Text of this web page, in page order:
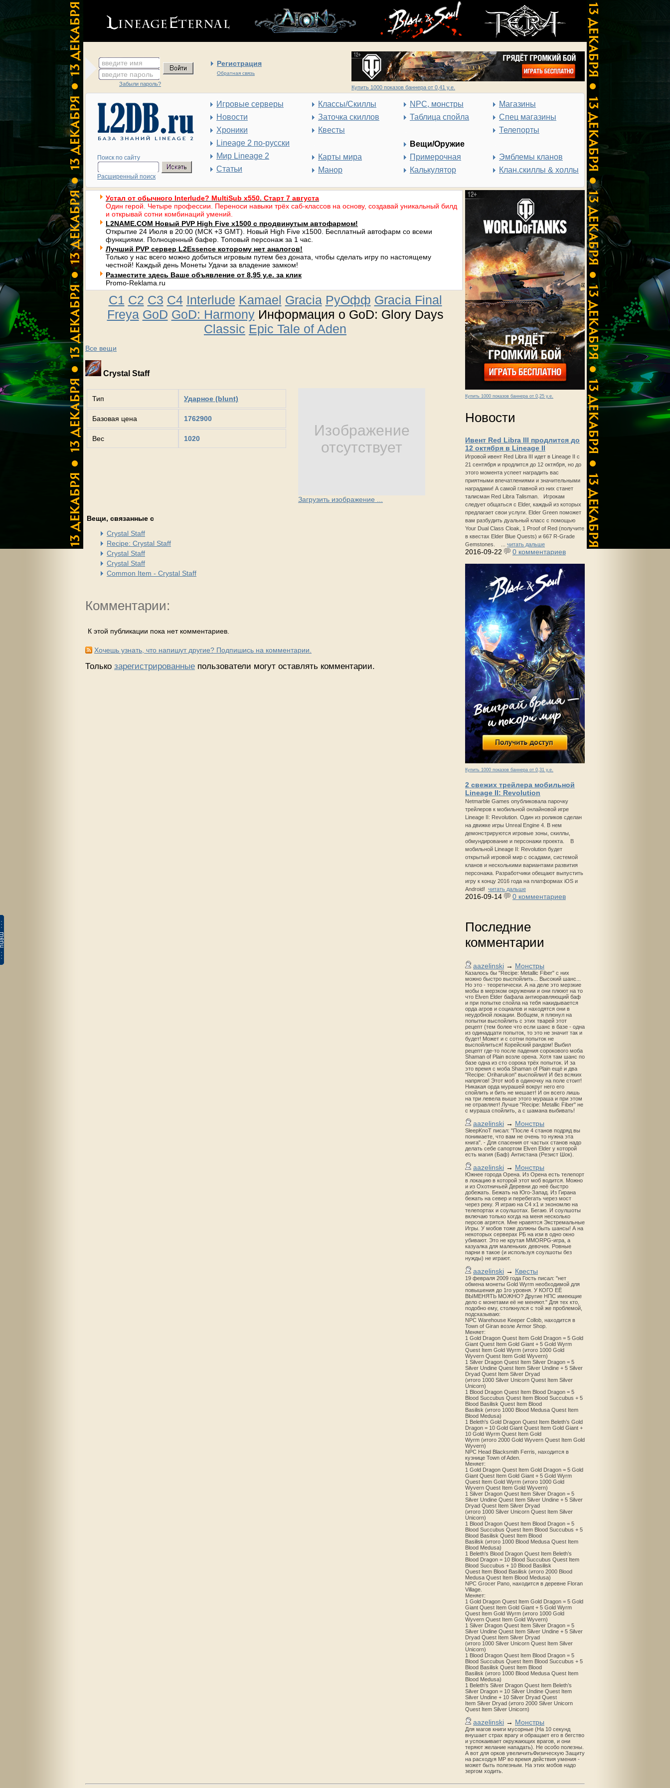
введите имя Регистрация
Обратная связь
введите пароль
Забыли пароль?
Купить 1000 показов баннера от 0,41 у.е.
Поиск по сайту
Расширенный поиск
Игровые серверы
Новости
Хроники
Lineage 2 по-русски
Мир Lineage 2
Статьи
Классы/Скиллы
Заточка скиллов
Квесты
Карты мира
Манор
NPC, монстры
Таблица спойла
Вещи/Оружие
Примерочная
Калькулятор
Магазины
Спец магазины
Телепорты
Эмблемы кланов
Клан.скиллы & холлы
Купить 1000 показов баннера от 0,25 у.е.
Новости
Ивент Red Libra III продлится до
12 октября в Lineage II
Игровой ивент Red Libra III идет в Lineage II с
21 сентября и продлится до 12 октября, но до
этого момента успеет наградить вас
приятными впечатлениями и значительными
наградами! А самой главной из них станет
талисман Red Libra Talisman. Игрокам
следует общаться с Elder, каждый из которых
предлагает свои услуги. Elder Green поможет
вам разбудить дуальный класс с помощью
Your Dual Class Cloak, 1 Proof of Red (получите
в квестах Elder Blue Quests) и 667 R-Grade
Gemstones. ... читать дальше
2016-09-22 0 комментариев
Купить 1000 показов баннера от 0,31 у.е.
2 свежих трейлера мобильной
Lineage II: Revolution
Netmarble Games опубликовала парочку
трейлеров к мобильной онлайновой игре
Lineage II: Revolution. Один из роликов сделан
на движке игры Unreal Engine 4. В нем
демонстрируются игровые зоны, скиллы,
обмундирование и персонажи проекта. В
мобильной Lineage II: Revolution будет
открытый игровой мир с осадами, системой
кланов и несколькими вариантами развития
персонажа. Разработчики обещают выпустить
игру к концу 2016 года на платформах iOS и
Android! читать дальше
2016-09-14 0 комментариев
Последние
комментарии
aazelinski → Монстры
Казалось бы "Recipe: Metallic Fiber" с них
можно быстро выспойлить... Высокий шанс...
Но это - теоретически. А на деле это мерзкие
мобы в мерзком окружении и они плюют на то
что Elven Elder бафала антиоравляющий баф
и при попытке спойла на тебя накидывается
орда агров и социалов и находятся они в
неудобной локации. Вобщем, я плюнул на
попытки выспойлить с этих тварей этот
рецепт (тем более что если шанс в базе - одна
из одинадцати попыток, то это не значит так и
будет! Может и с сотни попыток не
выспойлиться! Корейский рандом! Выбил
рецепт где-то после падения сорокового моба
Shaman of Plain возле орена. Хотя там шанс по
базе одна из сто сорока трёх попыток. И за
это время с моба Shaman of Plain ещё и два
"Recipe: Oriharukon" выспойлил! И без всяких
напрягов! Этот моб в одиночку на поле стоит!
Никакая орда мурашей вокруг него его
спойлить и бить не мешает! И он всего лишь
на три левела выше этого мураша и при этом
не отравляет! Лучше "Recipe: Metallic Fiber" не
с мураша спойлить, а с шамана выбивать!
aazelinski → Монстры
SleepKnoT писал: "После 4 станов подряд вы
понимаете, что вам не очень то нужна эта
книга". - Для спасения от частых станов надо
делать себе сапортом Elven Elder у которой
есть магия (Баф) Антистана (Резист Шок).
aazelinski → Монстры
Южнее города Орена. Из Орена есть телепорт
в локацию в которой этот моб водится. Можно
и из Охотничьей Деревни до неё быстро
добежать. Бежать на Юго-Запад. Из Гирана
бежать на север и перебегать через мост
через реку. Я играю на С4 х1 и экономлю на
телепортах и соулшотах. Бегаю. И соулшоты
включаю только когда на меня несколько
персов агрятся. Мне нравятся Экстремальные
Игры. У мобов тоже должны быть шансы! А на
некоторых серверах РБ на изи в одно окно
убивают. Это не крутая MMORPG-игра, а
казуалка для маленьких девочек. Ровные
парни в такое (и используя соулшоты без
нужды) не играют.
aazelinski → Квесты
19 февраля 2009 года Гость писал: "нет
обмена монеты Gold Wyrm необходимой для
повышения до 1го уровня. У КОГО ЕЁ
ВЫМЕНЯТЬ МОЖНО? Другие НПС имеющие
дело с монетами её не меняют." Для тех кто,
подобно ему, столкнулся с той же проблемой,
подсказываю:
NPC Warehouse Keeper Collob, находится в
Town of Giran возле Armor Shop.
Меняет:
1 Gold Dragon Quest Item Gold Dragon = 5 Gold
Giant Quest Item Gold Giant + 5 Gold Wyrm
Quest Item Gold Wyrm (итого 1000 Gold
Wyvern Quest Item Gold Wyvern)
1 Silver Dragon Quest Item Silver Dragon = 5
Silver Undine Quest Item Silver Undine + 5 Silver
Dryad Quest Item Silver Dryad
(итого 1000 Silver Unicorn Quest Item Silver
Unicorn)
1 Blood Dragon Quest Item Blood Dragon = 5
Blood Succubus Quest Item Blood Succubus + 5
Blood Basilisk Quest Item Blood
Basilisk (итого 1000 Blood Medusa Quest Item
Blood Medusa)
1 Beleth's Gold Dragon Quest Item Beleth’s Gold
Dragon = 10 Gold Giant Quest Item Gold Giant +
10 Gold Wyrm Quest Item Gold
Wyrm (итого 2000 Gold Wyvern Quest Item Gold
Wyvern)
NPC Head Blacksmith Ferris, находится в
кузнице Town of Aden.
Меняет:
1 Gold Dragon Quest Item Gold Dragon = 5 Gold
Giant Quest Item Gold Giant + 5 Gold Wyrm
Quest Item Gold Wyrm (итого 1000 Gold
Wyvern Quest Item Gold Wyvern)
1 Silver Dragon Quest Item Silver Dragon = 5
Silver Undine Quest Item Silver Undine + 5 Silver
Dryad Quest Item Silver Dryad
(итого 1000 Silver Unicorn Quest Item Silver
Unicorn)
1 Blood Dragon Quest Item Blood Dragon = 5
Blood Succubus Quest Item Blood Succubus + 5
Blood Basilisk Quest Item Blood
Basilisk (итого 1000 Blood Medusa Quest Item
Blood Medusa)
1 Beleth's Blood Dragon Quest Item Beleth’s
Blood Dragon = 10 Blood Succubus Quest Item
Blood Succubus + 10 Blood Basilisk
Quest Item Blood Basilisk (итого 2000 Blood
Medusa Quest Item Blood Medusa)
NPC Grocer Pano, находится в деревне Floran
Village.
Меняет:
1 Gold Dragon Quest Item Gold Dragon = 5 Gold
Giant Quest Item Gold Giant + 5 Gold Wyrm
Quest Item Gold Wyrm (итого 1000 Gold
Wyvern Quest Item Gold Wyvern)
1 Silver Dragon Quest Item Silver Dragon = 5
Silver Undine Quest Item Silver Undine + 5 Silver
Dryad Quest Item Silver Dryad
(итого 1000 Silver Unicorn Quest Item Silver
Unicorn)
1 Blood Dragon Quest Item Blood Dragon = 5
Blood Succubus Quest Item Blood Succubus + 5
Blood Basilisk Quest Item Blood
Basilisk (итого 1000 Blood Medusa Quest Item
Blood Medusa)
1 Beleth's Silver Dragon Quest Item Beleth’s
Silver Dragon = 10 Silver Undine Quest Item
Silver Undine + 10 Silver Dryad Quest
Item Silver Dryad (итого 2000 Silver Unicorn
Quest Item Silver Unicorn)
aazelinski → Монстры
Для магов книги мусорные (На 10 секунд
внушает страх врагу и обращает его в бегство
и успокаивает окружающих врагов, и они
теряют желание нападать). Не особо полезны.
А вот для орков увеличитьФизическую Защиту
на расходуя MP во время действия умения -
может быть полезным. На этих мобов надо
зергом ходить.
Устал от обычного Interlude? MultiSub x550. Старт 7 августа
Один герой. Четыре профессии. Переноси навыки трёх саб-классов на основу, создавай уникальный билд
и открывай сотни комбинаций умений.
L2NAME.COM Новый PVP High Five x1500 с продвинутым автофармом!
Открытие 24 Июля в 20:00 (МСК +3 GMT). Новый High Five x1500. Бесплатный автофарм со всеми
функциями. Полноценный бафер. Топовый персонаж за 1 час.
Лучший PVP сервер L2Essence которому нет аналогов!
Только у нас всего можно добиться игровым путем без доната, чтобы сделать игру по настоящему
честной! Каждый день Монеты Удачи за владение замком!
Разместите здесь Ваше объявление от 8,95 у.е. за клик
Promo-Reklama.ru
C1 C2 C3 C4 Interlude Kamael Gracia РуОфф Gracia Final
Freya GoD GoD: HarmonyИнформация о GoD: Glory Days
Classic Epic Tale of Aden
Все вещи
Crystal Staff
Тип Ударное (blunt)
Базовая цена 1762900
Вес 1020
Изображение
отсутствует
Загрузить изображение ...
Вещи, связанные с
Crystal Staff
Recipe: Crystal Staff
Crystal Staff
Crystal Staff
Common Item - Crystal Staff
Комментарии:
К этой публикации пока нет комментариев.
Хочешь узнать, что напишут другие? Подпишись на комментарии.
Только зарегистрированные пользователи могут оставлять комментарии.